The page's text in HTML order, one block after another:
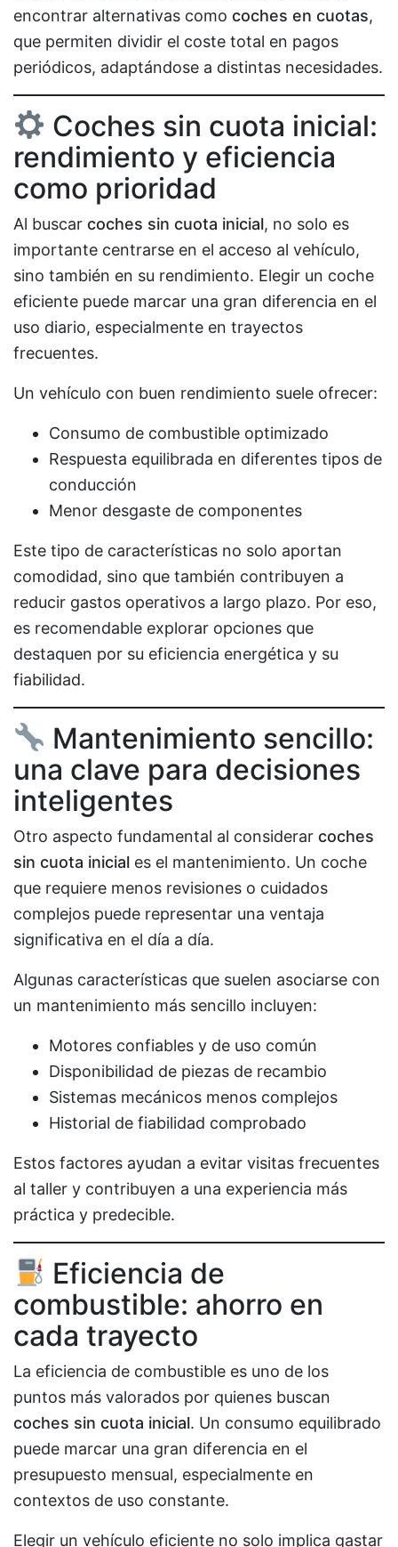
encontrar alternativas como coches en cuotas,
que permiten dividir el coste total en pagos
periódicos, adaptándose a distintas necesidades.
Coches sin cuota inicial:
rendimiento y eficiencia
como prioridad
Al buscar coches sin cuota inicial, no solo es
importante centrarse en el acceso al vehículo,
sino también en su rendimiento. Elegir un coche
eficiente puede marcar una gran diferencia en el
uso diario, especialmente en trayectos
frecuentes.
Un vehículo con buen rendimiento suele ofrecer:
Consumo de combustible optimizado
Respuesta equilibrada en diferentes tipos de
conducción
Menor desgaste de componentes
Este tipo de características no solo aportan
comodidad, sino que también contribuyen a
reducir gastos operativos a largo plazo. Por eso,
es recomendable explorar opciones que
destaquen por su eficiencia energética y su
fiabilidad.
Mantenimiento sencillo:
una clave para decisiones
inteligentes
Otro aspecto fundamental al considerar coches
sin cuota inicial es el mantenimiento. Un coche
que requiere menos revisiones o cuidados
complejos puede representar una ventaja
significativa en el día a día.
Algunas características que suelen asociarse con
un mantenimiento más sencillo incluyen:
Motores confiables y de uso común
Disponibilidad de piezas de recambio
Sistemas mecánicos menos complejos
Historial de fiabilidad comprobado
Estos factores ayudan a evitar visitas frecuentes
al taller y contribuyen a una experiencia más
práctica y predecible.
Eficiencia de
combustible: ahorro en
cada trayecto
La eficiencia de combustible es uno de los
puntos más valorados por quienes buscan
coches sin cuota inicial. Un consumo equilibrado
puede marcar una gran diferencia en el
presupuesto mensual, especialmente en
contextos de uso constante.
Elegir un vehículo eficiente no solo implica gastar